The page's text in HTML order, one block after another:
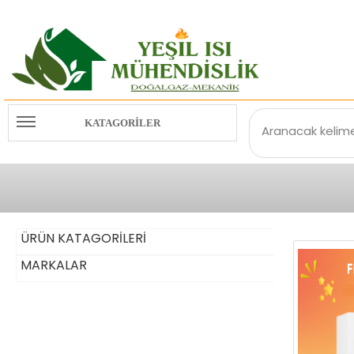
KATAGORİLER Aranacak
ÜRÜN KATAGORİLERİ
KOMBİ
MARKALAR